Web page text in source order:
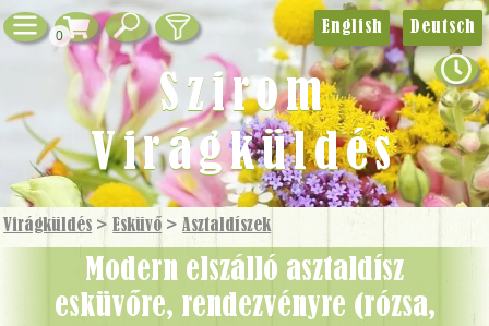
0
Virágküldés > Esküvő >Asztaldíszek
Modern elszálló asztaldísz
esküvőre, rendezvényre (rózsa,
English Deutsch
Szirom
Virágküldés